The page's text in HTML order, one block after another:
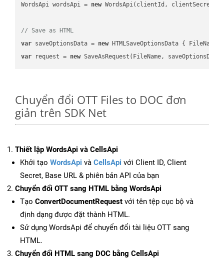
WordsApi wordsApi = new WordsApi(clientId, clientSecret);
// Save as HTML
var saveOptionsData = new HTMLSaveOptionsData { FileName
var request = new
Chuyển đổi OTT Files to DOC đơn
giản trên SDK Net
Thiết lập WordsApi và CellsApi
Khởi tạo WordsApi và CellsApi với Client ID, Client
Secret, Base URL & phiên bản API của bạn
Chuyển đổi OTT sang HTML bằng WordsApi
Tạo ConvertDocumentRequest với tên tệp cục bộ và
định dạng được đặt thành HTML.
Sử dụng WordsApi để chuyển đổi tài liệu OTT sang
HTML.
Chuyển đổi HTML sang DOC bằng CellsApi